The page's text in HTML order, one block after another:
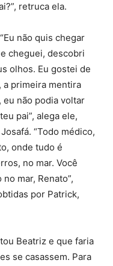
retruca ela.
não quis chegar
cheguei, descobri
olhos. Eu gostei de
a primeira mentira
eu não podia voltar
pai”, alega ele,
“Todo médico,
onde tudo é
no mar. Você
mar, Renato”,
por Patrick,
Beatriz e que faria
se casassem. Para